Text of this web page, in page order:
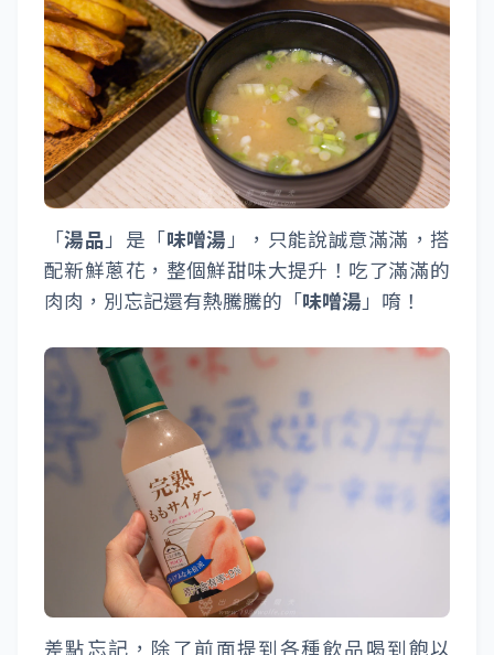
「湯品 」是「味噌湯 」，只能說誠意滿滿，搭
配新鮮蔥花，整個鮮甜味大提升！吃了滿滿的
肉肉，別忘記還有熱騰騰的「味噌湯 」唷！
差點忘記，除了前面提到各種飲品喝到飽以